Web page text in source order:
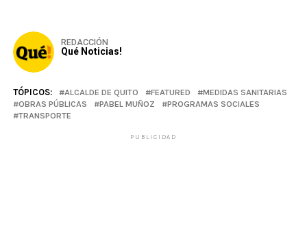
REDACCIÓN
Qué Noticias!
TÓPICOS: ALCALDE DE QUITO FEATURED
MEDIDAS SANITARIAS
OBRAS PÚBLICAS
PABEL MUÑOZ
PROGRAMAS SOCIALES
TRANSPORTE
PUBLICIDAD